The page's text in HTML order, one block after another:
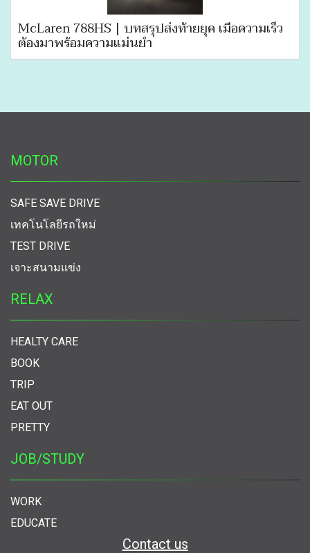
McLaren 788HS | บทสรุปส่งท้ายยุค เมื่อความเร็ว
ต้องมาพร้อมความแม่นยำ
MOTOR
SAFE SAVE DRIVE
เทคโนโลยีรถใหม่
TEST DRIVE
เจาะสนามแข่ง
RELAX
HEALTY CARE
BOOK
TRIP
EAT OUT
PRETTY
JOB/STUDY
WORK
EDUCATE
Contact us